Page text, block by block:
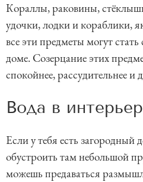
Кораллы, раковины,
удочки, лодки и кораблики,
все эти предметы могут
доме. Созерцание этих
спокойнее, рассудительнее и
Вода в
Если у тебя есть
обустроить там небольшой
можешь предаваться